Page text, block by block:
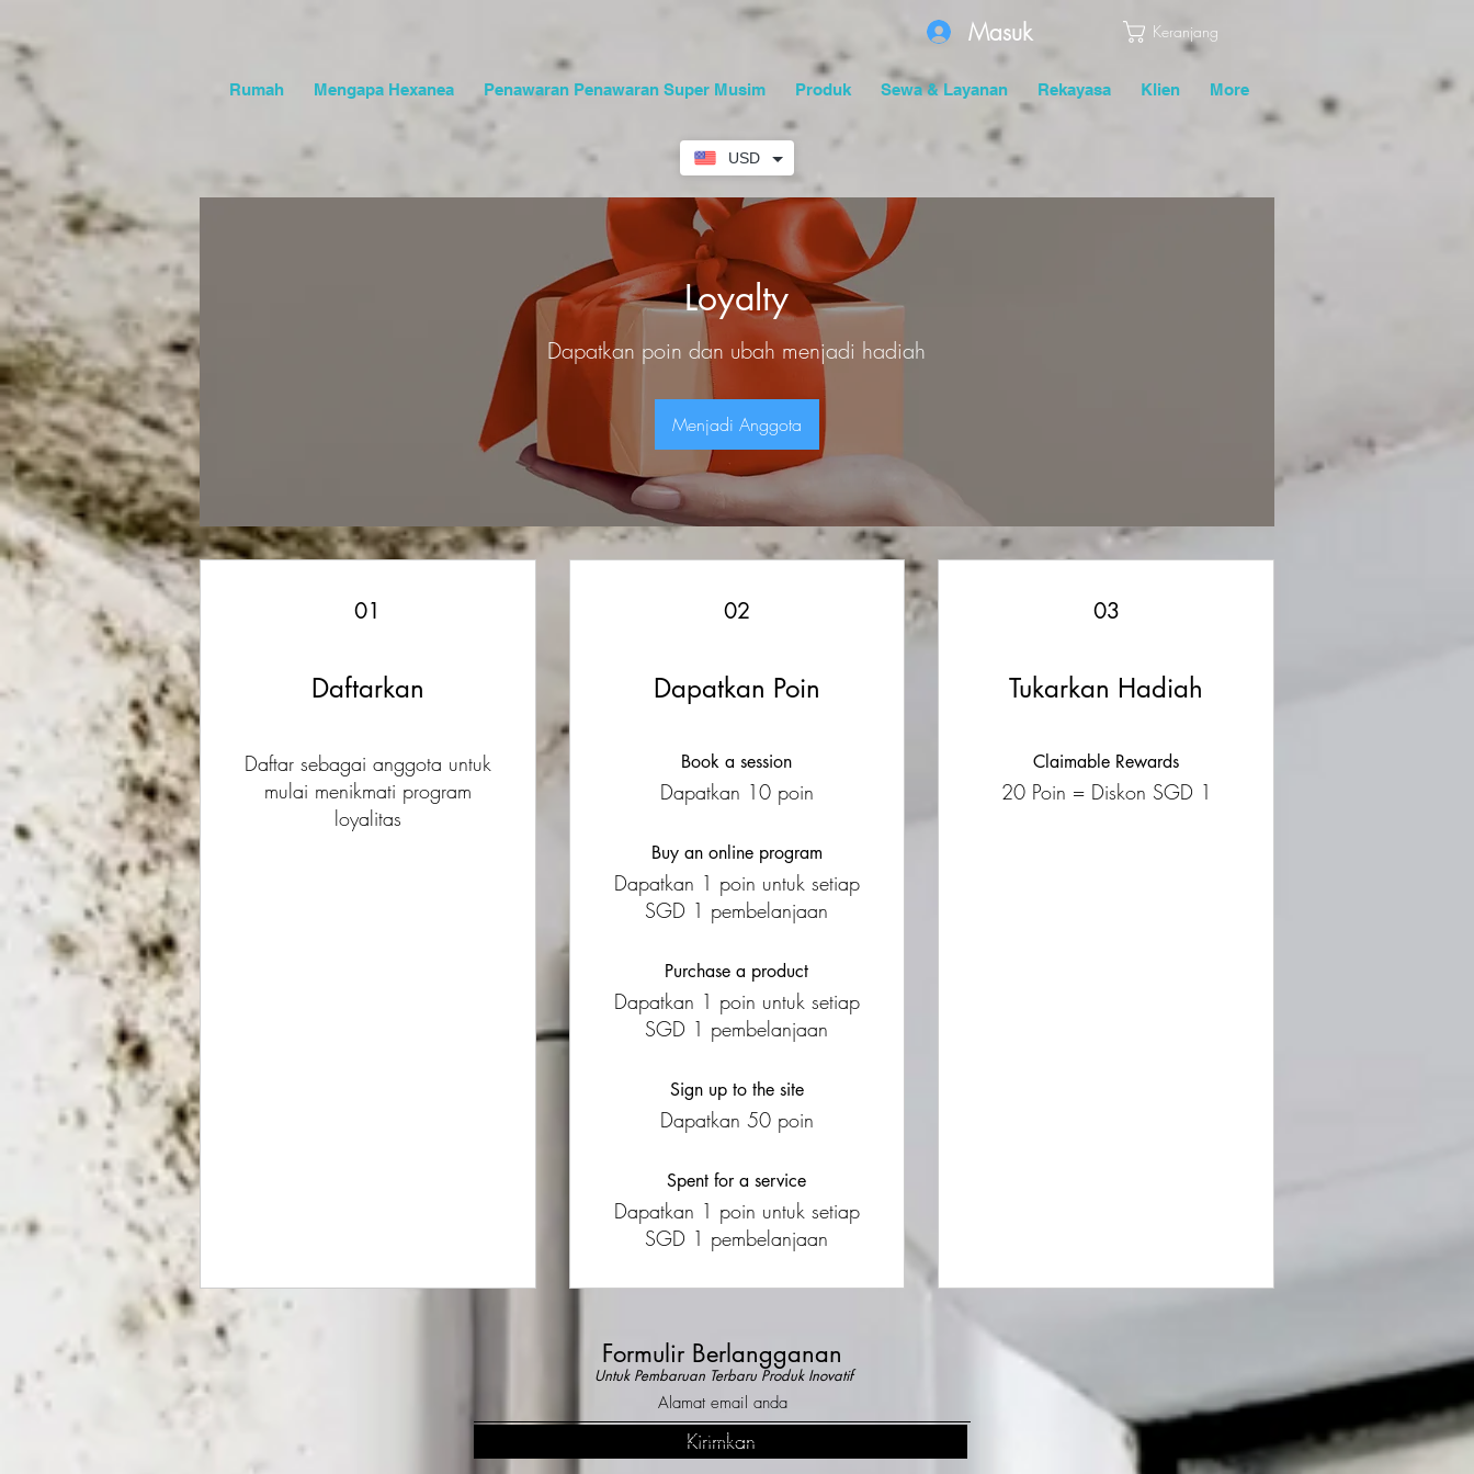
USD
Masuk Keranjang
Rumah Mengapa Hexanea Penawaran Penawaran Super Musim Produk Sewa & Layanan Rekayasa Klien More
Loyalty
Dapatkan poin dan ubah menjadi hadiah
Menjadi Anggota
01
Daftarkan
Daftar sebagai anggota untuk
mulai menikmati program
loyalitas
02
Dapatkan Poin
Book a session
Dapatkan 10 poin
Buy an online program
Dapatkan 1 poin untuk setiap
SGD 1 pembelanjaan
Purchase a product
Dapatkan 1 poin untuk setiap
SGD 1 pembelanjaan
Sign up to the site
Dapatkan 50 poin
Spent for a service
Dapatkan 1 poin untuk setiap
SGD 1 pembelanjaan
03
Tukarkan Hadiah
Claimable Rewards
20 Poin = Diskon SGD 1
Formulir Berlangganan
Untuk Pembaruan Terbaru Produk Inovatif
Kirimkan
Do Not Sell My Personal Information